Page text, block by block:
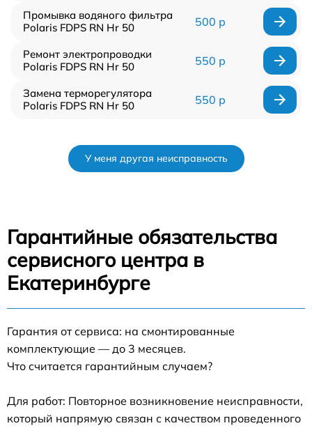
Промывка водяного фильтра
Polaris FDPS RN Hr 50
500 р
Ремонт электропроводки
Polaris FDPS RN Hr 50
550 р
Замена терморегулятора
Polaris FDPS RN Hr 50
550 р
У меня другая неисправность
Гарантийные обязательства
сервисного центра в
Екатеринбурге
Гарантия от сервиса: на смонтированные
комплектующие — до 3 месяцев.
Что считается гарантийным случаем?
Для работ: Повторное возникновение неисправности,
который напрямую связан с качеством проведенного